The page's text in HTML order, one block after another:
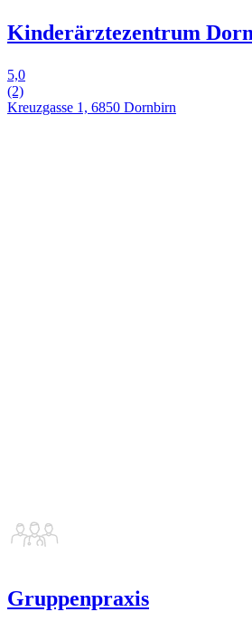
Kinderärztezentrum
5,0
(2)
Kreuzgasse 1, 6850 Dornbirn
Gruppenpraxis